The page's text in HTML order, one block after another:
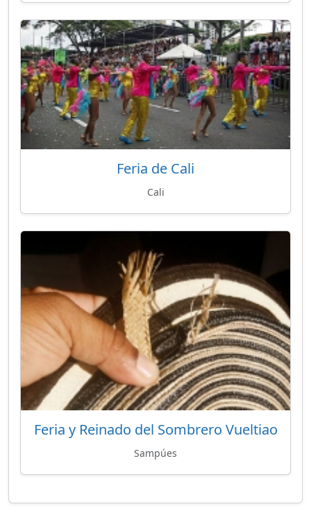
Feria de Cali
Cali
Feria y Reinado del Sombrero Vueltiao
Sampúes